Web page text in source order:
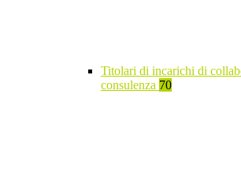
Titolari di incarichi di
consulenza 70